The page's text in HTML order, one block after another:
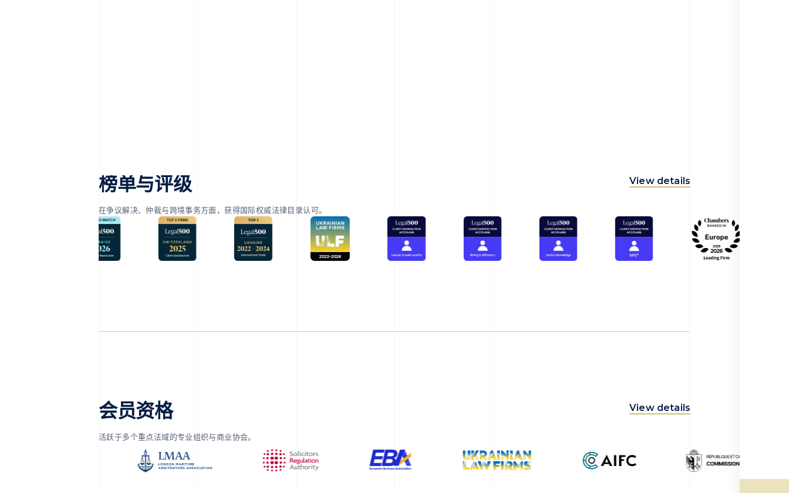
榜单与评级
在争议解决、仲裁与跨境事务方面，获得国际权威法律目录认可。
View details
会员资格
活跃于多个重点法域的专业组织与商业协会。
View details